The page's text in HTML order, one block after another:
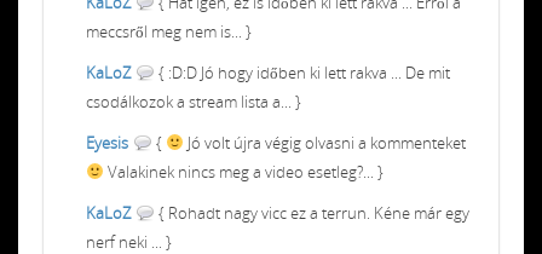
meccsről meg nem is... }
KaLoZ
{ :D:D Jó hogy időben ki lett rakva ... De mit
csodálkozok a stream lista a... }
Eyesis
{
Jó volt újra végig olvasni a kommenteket
Valakinek nincs meg a video esetleg?... }
KaLoZ
{ Rohadt nagy vicc ez a terrun. Kéne már egy
nerf neki ... }